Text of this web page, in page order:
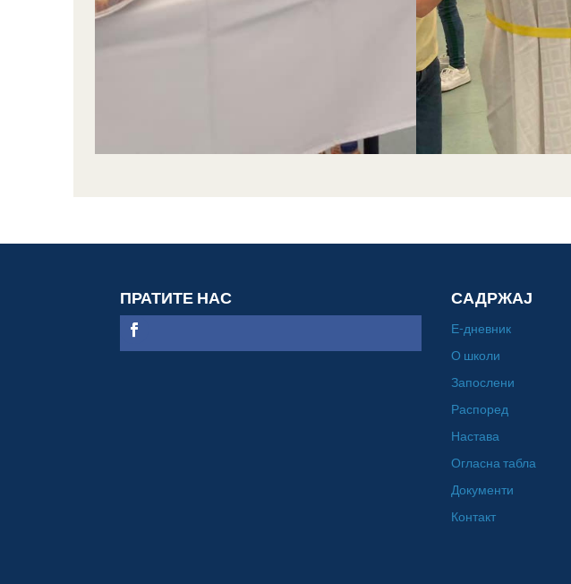
ПРАТИТЕ НАС САДРЖАЈ
Е-дневник
О школи
Запослени
Распоред
Настава
Огласна табла
Документи
Контакт